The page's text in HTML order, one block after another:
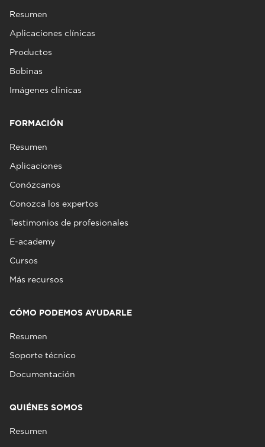
Resumen
Aplicaciones clínicas
Productos
Bobinas
Imágenes clínicas
FORMACIÓN
Resumen
Aplicaciones
Conózcanos
Conozca los expertos
Testimonios de profesionales
E-academy
Cursos
Más recursos
CÓMO PODEMOS AYUDARLE
Resumen
Soporte técnico
Documentación
QUIÉNES SOMOS
Resumen